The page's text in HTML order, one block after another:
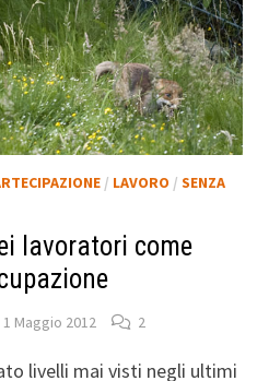
/ LAVORO / SENZA
lavoratori come
1 Maggio 2012 2
livelli mai visti negli ultimi